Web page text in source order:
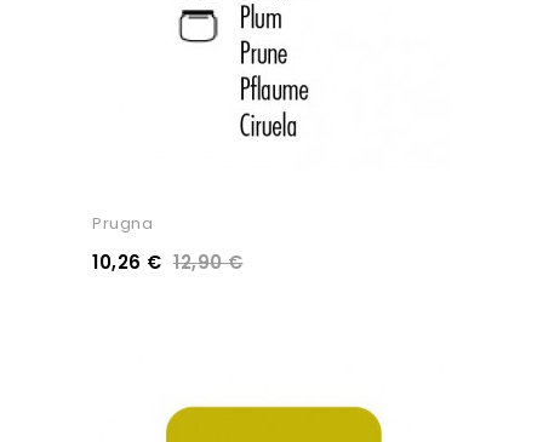
Prugna
10,26 € 12,90 €